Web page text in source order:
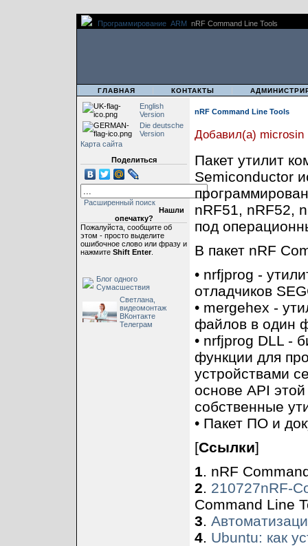
Программирование ARM nRF Command Line Tools
| ГЛАВНАЯ | КОНТАКТЫ |
English
Version
Die deutsche
Version
Карта сайта
Поделиться
Расширенный поиск
Нашли
опечатку?
Пожалуйста, сообщите об
этом - просто выделите
ошибочное слово или фразу и
нажмите Shift Enter.
Блог одного
Сумасшествия
Светлана,
видеомонтаж
ВКонтакте
Телеграм
nRF Command Line Tools
Добавил(а) microsin
Пакет утилит
Semiconductor
nRF51, nRF52,
под
В пакет nRF
• nrfjprog -
отладчиков
• mergehex -
файлов в один
• nrfjprog DLL -
функции для
устройствами
основе API
собственные
• Пакет ПО и
[Ссылки]
1. nRF
2. 210727nRF-
Command Line
3.
4. Ubuntu: как